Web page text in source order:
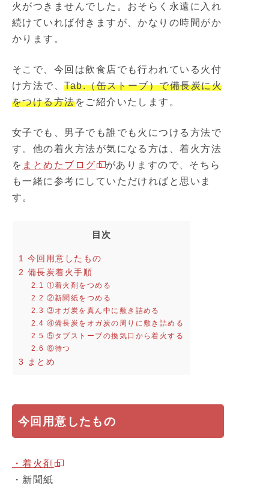
火がつきませんでした。おそらく永遠に入れ
続けていれば付きますが、かなりの時間がか
かります。
そこで、今回は飲食店でも行われている火付
け方法で、Tab.（缶ストーブ）で備長炭に火
をつける方法をご紹介いたします。
女子でも、男子でも誰でも火につける方法で
す。他の着火方法が気になる方は、着火方法
を まとめたブログ
がありますので、そちら
も一緒に参考にしていただければと思いま
す。
目次
1 今回用意したもの
2 備長炭着火手順
2.1 ①着火剤をつめる
2.2 ②新聞紙をつめる
2.3 ③オガ炭を真ん中に敷き詰める
2.4 ④備長炭をオガ炭の周りに敷き詰める
2.5 ⑤タブストーブの換気口から着火する
2.6 ⑥待つ
3 まとめ
今回用意したもの
・着火剤
・新聞紙